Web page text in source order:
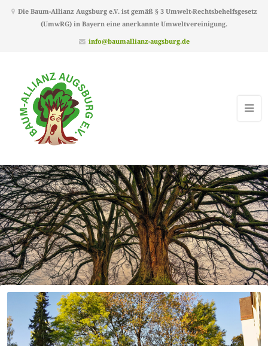
Die Baum-Allianz Augsburg e.V. ist gemäß § 3 Umwelt-Rechtsbehelfsgesetz
(UmwRG) in Bayern eine anerkannte Umweltvereinigung.
info@baumallianz-augsburg.de